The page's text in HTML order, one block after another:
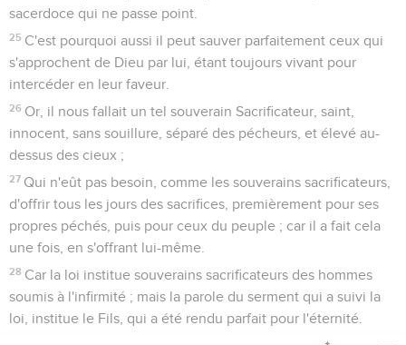
sacerdoce qui ne passe point.
25 C'est pourquoi aussi il peut sauver parfaitement ceux qui
s'approchent de Dieu par lui, étant toujours vivant pour
intercéder en leur faveur.
26 Or, il nous fallait un tel souverain Sacrificateur, saint,
innocent, sans souillure, séparé des pécheurs, et élevé au-
dessus des cieux ;
27 Qui n'eût pas besoin, comme les souverains sacrificateurs,
d'offrir tous les jours des sacrifices, premièrement pour ses
propres péchés, puis pour ceux du peuple ; car il a fait cela
une fois, en s'offrant lui-même.
28 Car la loi institue souverains sacrificateurs des hommes
soumis à l'infirmité ; mais la parole du serment qui a suivi la
loi, institue le Fils, qui a été rendu parfait pour l'éternité.